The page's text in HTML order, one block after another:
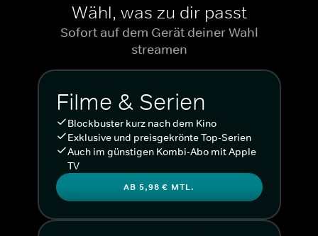
Wähl, was zu dir passt
Sofort auf dem Gerät deiner Wahl
streamen
Filme & Serien
Blockbuster kurz nach dem Kino
Exklusive und preisgekrönte Top-Serien
Auch im günstigen Kombi-Abo mit Apple
TV
AB 5,98 € MTL.